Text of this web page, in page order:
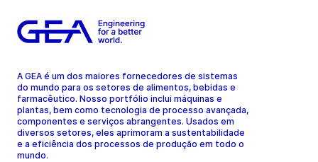
A GEA é um dos maiores fornecedores de sistemas
do mundo para os setores de alimentos, bebidas e
farmacêutico. Nosso portfólio inclui máquinas e
plantas, bem como tecnologia de processo avançada,
componentes e serviços abrangentes. Usados em
diversos setores, eles aprimoram a sustentabilidade
e a eficiência dos processos de produção em todo o
mundo.